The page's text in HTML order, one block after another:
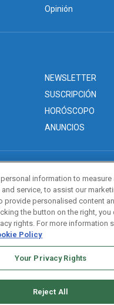
Opinión
NEWSLETTER
SUSCRIPCIÓN
HORÓSCOPO
ANUNCIOS
information to measure
service, to assist our
provide personalised content
the button on the right, you
rights. For more information
Policy
Your Privacy Rights
Reject All